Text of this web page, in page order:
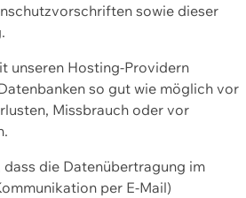
sowie dieser
unseren Hosting-Providern
so gut wie möglich vor
Missbrauch oder vor
dass die Datenübertragung im
per E-Mail)